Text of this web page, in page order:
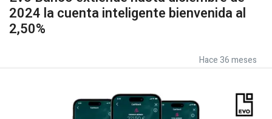
2024 la cuenta inteligente bienvenida al
2,50%
Hace 36 meses